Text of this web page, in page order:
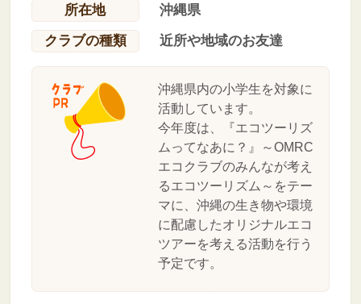
所在地
沖縄県
クラブの種類
近所や地域のお友達
沖縄県内の小学生を対象に
活動しています。
今年度は、『エコツーリズ
ムってなあに？』～OMRC
エコクラブのみんなが考え
るエコツーリズム～をテー
マに、沖縄の生き物や環境
に配慮したオリジナルエコ
ツアーを考える活動を行う
予定です。